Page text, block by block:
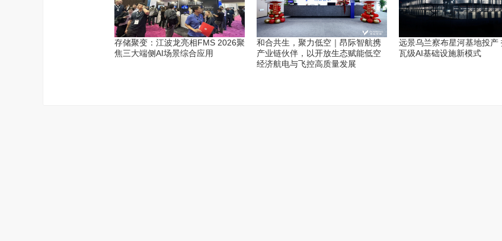
存储聚变：江波龙亮相FMS 2026聚
焦三大端侧AI场景综合应用
和合共生，聚力低空｜昂际智航携
产业链伙伴，以开放生态赋能低空
经济航电与飞控高质量发展
远景乌兰察布星河基地投产
瓦级AI基础设施新模式